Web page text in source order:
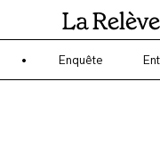
l'écologie et
Enquête